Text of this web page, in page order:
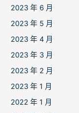
2023 年 6 月
2023 年 5 月
2023 年 4 月
2023 年 3 月
2023 年 2 月
2023 年 1 月
2022 年 1 月